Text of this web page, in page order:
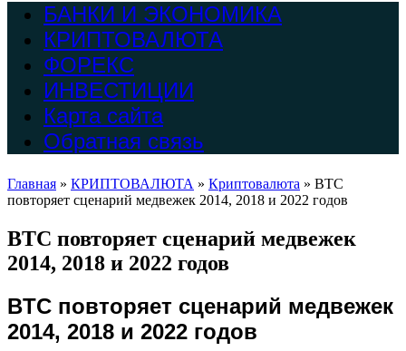
БАНКИ И ЭКОНОМИКА
КРИПТОВАЛЮТА
ФОРЕКС
ИНВЕСТИЦИИ
Карта сайта
Обратная связь
Главная » КРИПТОВАЛЮТА » Криптовалюта » BTC
повторяет сценарий медвежек 2014, 2018 и 2022 годов
BTC повторяет сценарий медвежек
2014, 2018 и 2022 годов
BTC повторяет сценарий медвежек
2014, 2018 и 2022 годов